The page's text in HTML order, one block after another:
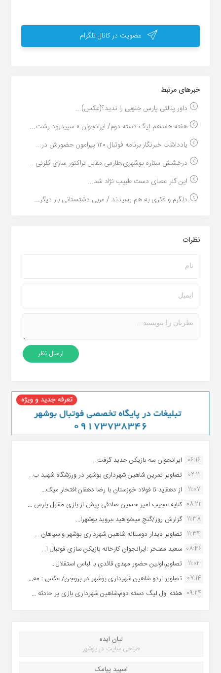
عضویت در کانال تلگرام
خبر‌های مرتبط
داور پنالتی پارس جنوبی را ندید؟(عکس)...
هفته هفدهم لیگ دسته دوم/ ایرانجوان 0 سپیدرود رشت...
یادداشت خبرنگار برنامه فوتبال ۱۲۰ پیرامون حضورش در...
درخشش ستاره بوشهری،طارمی مقابل تراکتور سازی گلزنی ...
این گلر عصای دست طبیب نژاد شد...
دلگرم و فکری به هم رسیدند / مربی دشتستانی بار دیگر...
نظرات
06:16 ایرانجوان سه بازیکن جدید گرفت...
02:11
تصاویر تمرین شاهین شهردارى بوشهر در ورزشگاه شهید ب...
11:07
از دهقاید تا فولاد خوزستان با رضا دهقان:افتخار میک...
08:22 کنایه عجیب امیر حسین صادقی پیش از بازی مقابل پارس ...
11:38 گزارش روز/گنج میخواهید ،بروید بوشهر!...
11:34 تصاویر دیدار دوستانه شاهین شهردارى بوشهر و سپاهان ...
08:46 سعید مفتخر :ایرانجوان کارخانه بازیکن سازی فوتبال ا...
11:02
تصاویر،اولین حضور مهدی قائدی با لباس استقلال...
07:14 تصاویر اردو شاهین شهرداری بوشهر در بروجن/ عکس : مه...
09:24 هفته اول لیگ دسته دوم،شاهین شهرداری بازی پر حادثه ...
لیان ایده
طراحی سایت در بوشهر
اسپید پیامک